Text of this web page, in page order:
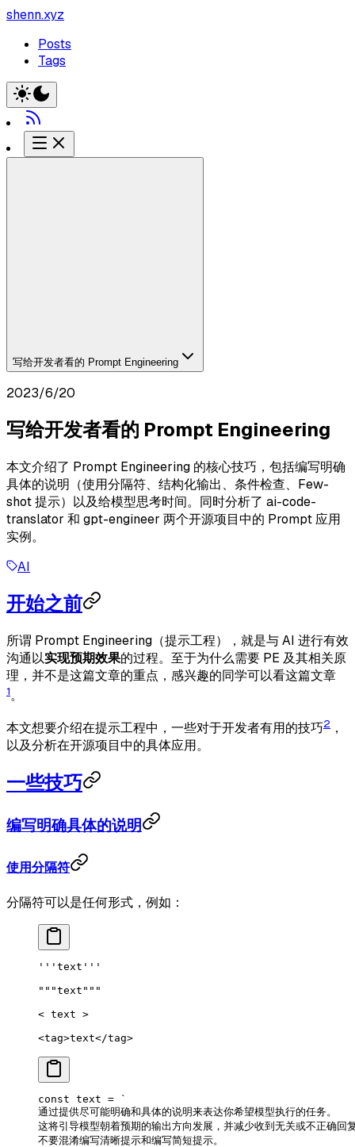
shenn.xyz
Posts
Tags
写给开发者看的 Prompt Engineering
2023/6/20
写给开发者看的 Prompt Engineering
本文介绍了 Prompt Engineering 的核心技巧，包括编写明确
具体的说明（使用分隔符、结构化输出、条件检查、Few-
shot 提示）以及给模型思考时间。同时分析了 ai-code-
translator 和 gpt-engineer 两个开源项目中的 Prompt 应用
实例。
AI
开始之前
所谓 Prompt Engineering（提示工程），就是与 AI 进行有效
沟通以实现预期效果的过程。至于为什么需要 PE 及其相关原
理，并不是这篇文章的重点，感兴趣的同学可以看这篇文章
1。
本文想要介绍在提示工程中，一些对于开发者有用的技巧2 ，
以及分析在开源项目中的具体应用。
一些技巧
编写明确具体的说明
使用分隔符
分隔符可以是任何形式，例如：
'''text'''
"""text"""
< text >
<tag>text</tag>
const text = `
通过提供尽可能明确和具体的说明来表达你希望模型执行的任务。
这将引导模型朝着预期的输出方向发展，并减少收到无关或不正确回
不要混淆编写清晰提示和编写简短提示。